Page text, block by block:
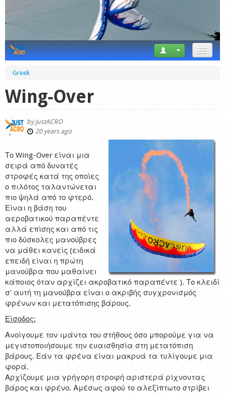
News
Tricks
Videos
Forum
Startplaces
Calendar
Gear
Market
Shop
Greek
Wing-Over
byjustACRO
20 years ago
Το Wing-Over είναι μια
σειρά από δυνατές
στροφές κατά της οποίες
ο πιλότος ταλαντώνεται
πιο ψηλά από το φτερό.
Είναι η βάση του
αεροβατικού παραπέντε
αλλά επίσης και από τις
πιο δύσκολες μανούβρες
να μάθει κανείς (ειδικά
επειδή είναι η πρώτη
μανούβρα που μαθαίνει
κάποιος όταν αρχίζει ακροβατικό παραπέντε ). Το κλειδί
σ' αυτή τη μανούβρα είναι ο ακριβής συγχρονισμός
φρένων και μετατόπισης βάρους.
Είσοδος:
Ανοίγουμε τον ιμάντα του στήθους όσο μπορούμε για να
μεγιστοποιήσουμε την ευαισθησία στη μετατόπιση
βάρους. Εάν τα φρένα είναι μακρυά τα τυλίγουμε μια
φορά.
Αρχίζουμε μια γρήγορη στροφή αριστερά ρίχνοντας
βάρος και φρένο. Αμέσως αφού το αλεξίπτωτο στρίβει